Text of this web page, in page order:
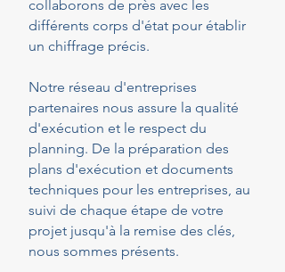
collaborons de près avec les
différents corps d'état pour établir
un chiffrage précis.
Notre réseau d'entreprises
partenaires nous assure la qualité
d'exécution et le respect du
planning. De la préparation des
plans d'exécution et documents
techniques pour les entreprises, au
suivi de chaque étape de votre
projet jusqu'à la remise des clés,
nous sommes présents.